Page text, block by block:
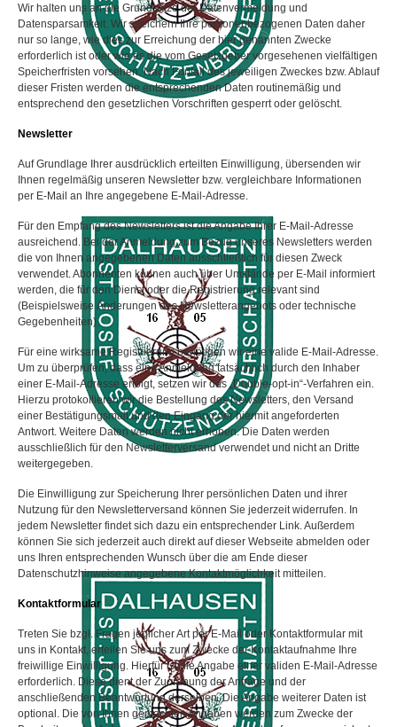
Wir halten uns an die Grundsätze der Datenvermeidung und
Datensparsamkeit. Wir speichern Ihre personenbezogenen Daten daher
nur so lange, wie dies zur Erreichung der hier genannten Zwecke
erforderlich ist oder wie es die vom Gesetzgeber vorgesehenen vielfältigen
Speicherfristen vorsehen. Nach Fortfall des jeweiligen Zweckes bzw. Ablauf
dieser Fristen werden die entsprechenden Daten routinemäßig und
entsprechend den gesetzlichen Vorschriften gesperrt oder gelöscht.
Newsletter
Auf Grundlage Ihrer ausdrücklich erteilten Einwilligung, übersenden wir
Ihnen regelmäßig unseren Newsletter bzw. vergleichbare Informationen
per E-Mail an Ihre angegebene E-Mail-Adresse.
Für den Empfang des Newsletters ist die Angabe Ihrer E-Mail-Adresse
ausreichend. Bei der Anmeldung zum Bezug unseres Newsletters werden
die von Ihnen angegebenen Daten ausschließlich für diesen Zweck
verwendet. Abonnenten können auch über Umstände per E-Mail informiert
werden, die für den Dienst oder die Registrierung relevant sind
(Beispielsweise Änderungen des Newsletterangebots oder technische
Gegebenheiten).
Für eine wirksame Registrierung benötigen wir eine valide E-Mail-Adresse.
Um zu überprüfen, dass eine Anmeldung tatsächlich durch den Inhaber
einer E-Mail-Adresse erfolgt, setzen wir das „Double-opt-in“-Verfahren ein.
Hierzu protokollieren wir die Bestellung des Newsletters, den Versand
einer Bestätigungsmail und den Eingang der hiermit angeforderten
Antwort. Weitere Daten werden nicht erhoben. Die Daten werden
ausschließlich für den Newsletterversand verwendet und nicht an Dritte
weitergegeben.
Die Einwilligung zur Speicherung Ihrer persönlichen Daten und ihrer
Nutzung für den Newsletterversand können Sie jederzeit widerrufen. In
jedem Newsletter findet sich dazu ein entsprechender Link. Außerdem
können Sie sich jederzeit auch direkt auf dieser Webseite abmelden oder
uns Ihren entsprechenden Wunsch über die am Ende dieser
Datenschutzhinweise angegebene Kontaktmöglichkeit mitteilen.
Kontaktformular
Treten Sie bzgl. Fragen jeglicher Art per E-Mail oder Kontaktformular mit
uns in Kontakt, erteilen Sie uns zum Zwecke der Kontaktaufnahme Ihre
freiwillige Einwilligung. Hierfür ist die Angabe einer validen E-Mail-Adresse
erforderlich. Diese dient der Zuordnung der Anfrage und der
anschließenden Beantwortung derselben. Die Angabe weiterer Daten ist
optional. Die von Ihnen gemachten Angaben werden zum Zwecke der